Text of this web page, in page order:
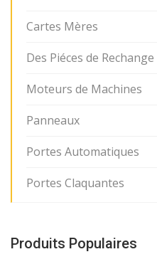
Cartes Mères
Des Piéces de Rechange
Moteurs de Machines
Panneaux
Portes Automatiques
Portes Claquantes
Produits Populaires